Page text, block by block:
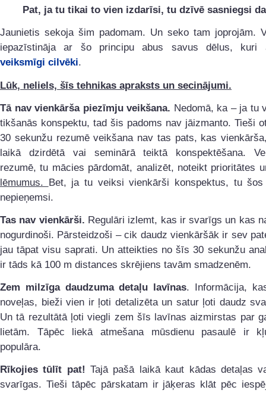
Pat, ja tu tikai to vien izdarīsi, tu dzīvē sasniegsi
Jaunietis sekoja šim padomam. Un seko tam joprojām.
iepazīstināja ar šo principu abus savus dēlus, kuri
veiksmīgi cilvēki.
Lūk, neliels, šīs tehnikas apraksts un secinājumi.
Tā nav vienkārša piezīmju veikšana. Nedomā, ka – ja tu
tikšanās konspektu, tad šis padoms nav jāizmanto. Tieši
30 sekunžu rezumē veikšana nav tas pats, kas
laikā dzirdētā vai seminārā teiktā konspektēšana.
rezumē, tu mācies pārdomāt, analizēt, noteikt prioritātes
lēmumus. Bet, ja tu veiksi vienkārši konspektus, tu šos
nepieņemsi.
Tas nav vienkārši. Regulāri izlemt, kas ir svarīgs un kas
nogurdinoši. Pārsteidzoši – cik daudz vienkāršāk ir sev
jau tāpat visu saprati. Un atteikties no šīs 30 sekunžu
ir tāds kā 100 m distances skrējiens tavām smadzenēm.
Zem milzīga daudzuma detaļu lavīnas. Informācija,
noveļas, bieži vien ir ļoti detalizēta un satur ļoti daudz
Un tā rezultātā ļoti viegli zem šīs lavīnas aizmirstas par
lietām. Tāpēc liekā atmešana mūsdienu pasaulē ir
populāra.
Rīkojies tūlīt pat! Tajā pašā laikā kaut kādas detaļas
svarīgas. Tieši tāpēc pārskatam ir jāķeras klāt pēc